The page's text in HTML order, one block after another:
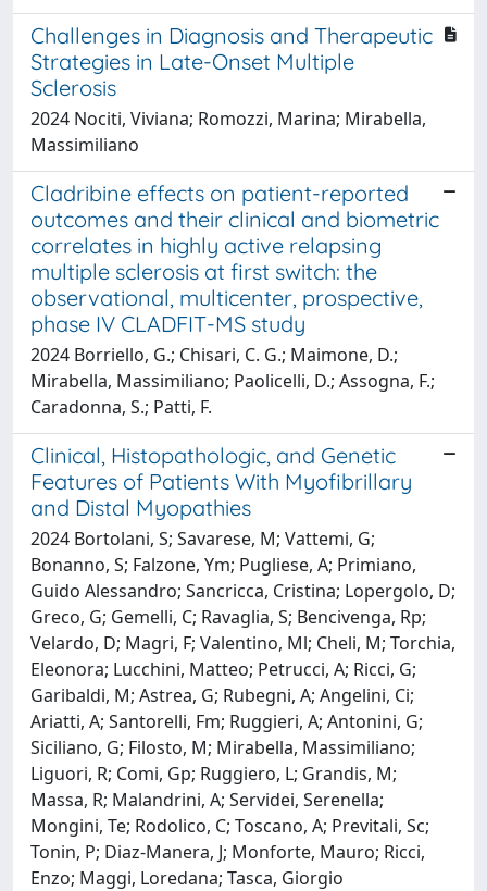
Challenges in Diagnosis and Therapeutic
Strategies in Late-Onset Multiple
Sclerosis
2024 Nociti, Viviana; Romozzi, Marina; Mirabella,
Massimiliano
Cladribine effects on patient-reported
outcomes and their clinical and biometric
correlates in highly active relapsing
multiple sclerosis at first switch: the
observational, multicenter, prospective,
phase IV CLADFIT-MS study
2024 Borriello, G.; Chisari, C. G.; Maimone, D.;
Mirabella, Massimiliano; Paolicelli, D.; Assogna, F.;
Caradonna, S.; Patti, F.
Clinical, Histopathologic, and Genetic
Features of Patients With Myofibrillary
and Distal Myopathies
2024 Bortolani, S; Savarese, M; Vattemi, G;
Bonanno, S; Falzone, Ym; Pugliese, A; Primiano,
Guido Alessandro; Sancricca, Cristina; Lopergolo, D;
Greco, G; Gemelli, C; Ravaglia, S; Bencivenga, Rp;
Velardo, D; Magri, F; Valentino, Ml; Cheli, M; Torchia,
Eleonora; Lucchini, Matteo; Petrucci, A; Ricci, G;
Garibaldi, M; Astrea, G; Rubegni, A; Angelini, Ci;
Ariatti, A; Santorelli, Fm; Ruggieri, A; Antonini, G;
Siciliano, G; Filosto, M; Mirabella, Massimiliano;
Liguori, R; Comi, Gp; Ruggiero, L; Grandis, M;
Massa, R; Malandrini, A; Servidei, Serenella;
Mongini, Te; Rodolico, C; Toscano, A; Previtali, Sc;
Tonin, P; Diaz-Manera, J; Monforte, Mauro; Ricci,
Enzo; Maggi, Loredana; Tasca, Giorgio